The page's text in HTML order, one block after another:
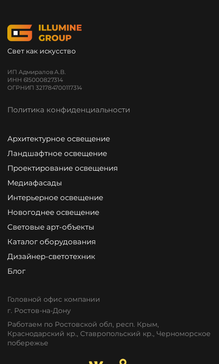
Свет как искусство
ИП Адмиралов А.В.
ИНН 615000827314
ОГРНИП 321784700117314
Политика конфиденциальности
Архитектурное освещение
Ландшафтное освещение
Проектирование освещения
Медиафасады
Интерьерное освещение
Новогоднее освещение
Световые арт-объекты
Каталог оборудования
Дизайнер-светотехник
Блог
Головной офис компании
г. Ростов-на-Дону
Работаем по Ростовской обл, респ. Крым,
Краснодарский кр., Ставропольский кр., Черноморское
побережье